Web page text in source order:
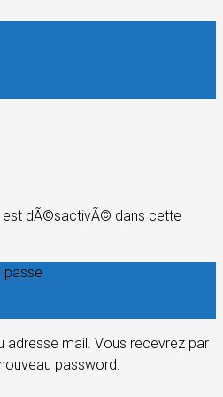
est dÃ©sactivÃ© dans cette
passe
adresse mail. Vous recevrez par
password.